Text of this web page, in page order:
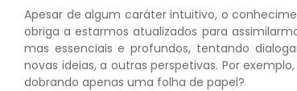
Apesar de algum caráter intuitivo, o
obriga a estarmos atualizados para
mas essenciais e profundos, tentando
novas ideias, a outras perspetivas. Por
dobrando apenas uma folha de papel?